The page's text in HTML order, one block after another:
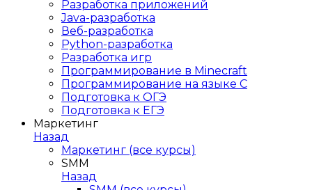
Разработка приложений
Java-разработка
Веб-разработка
Python-разработка
Разработка игр
Программирование в Minecraft
Программирование на языке C
Подготовка к ОГЭ
Подготовка к ЕГЭ
Маркетинг
Назад
Маркетинг (все курсы)
SMM
Назад